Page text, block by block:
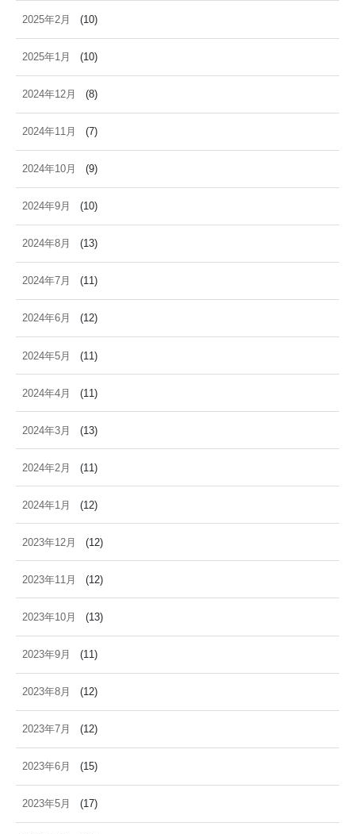
2025年2月 (10)
2025年1月 (10)
2024年12月 (8)
2024年11月 (7)
2024年10月 (9)
2024年9月 (10)
2024年8月 (13)
2024年7月 (11)
2024年6月 (12)
2024年5月 (11)
2024年4月 (11)
2024年3月 (13)
2024年2月 (11)
2024年1月 (12)
2023年12月 (12)
2023年11月 (12)
2023年10月 (13)
2023年9月 (11)
2023年8月 (12)
2023年7月 (12)
2023年6月 (15)
2023年5月 (17)